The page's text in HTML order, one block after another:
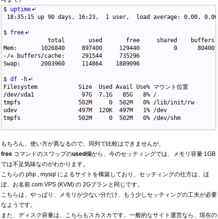
$ uptime
18:35:15 up 90 days, 16:23,  1 user,  load average: 0.00,
$ free
total       used       free     shared    buffers
Mem:       1026840     897400     129440          0      80400
-/+ buffers/cache:     291544     735296
Swap:      2003960     114864    1889096
$ df - h
Filesystem            Size  Used Avail Use% マウント位置
/dev/vda1              97G  7.1G   85G   8% /
tmpfs                 502M     0  502M   0% /lib/init/rw
udev                  497M  120K  497M   1% /dev
tmpfs                 502M     0  502M   0% /dev/shm
もちろん、使い方が異なるので、同列で比較はできませんが、
free コマンドのスワップのused欄から、今のセッティングでは、メモリ容量 1GB
では不足気味なのがわかります。
こちらの php , mysql によるサイトを構築しており、セッティングの仕方は、ほ
ぼ、お名前.com VPS (KVM) の 2Gプランと同じです。
こちらは、やっぱり、メモリが少ない分だけ、もう少しセッティングの工夫が必要
なようです。
また、ディスク容量は、こちらもスカスカです。一般的なサイト運営なら、現在の